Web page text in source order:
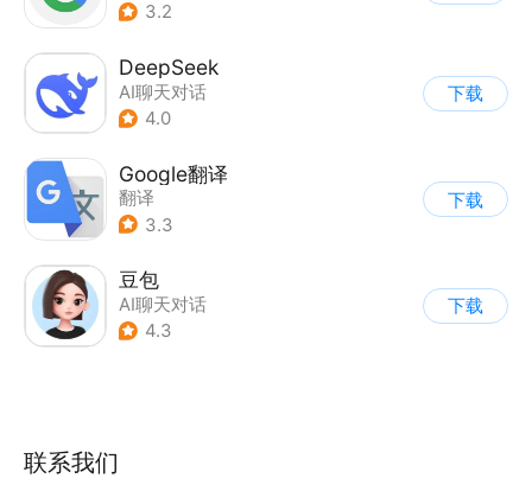
3.2
DeepSeek
AI聊天对话
4.0
下载
Google翻译
翻译
3.3
下载
豆包
AI聊天对话
4.3
下载
联系我们